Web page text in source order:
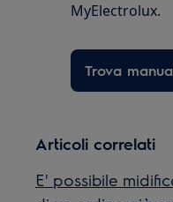
MyElectrolux.
Trova
Articoli correlati
E' possibile